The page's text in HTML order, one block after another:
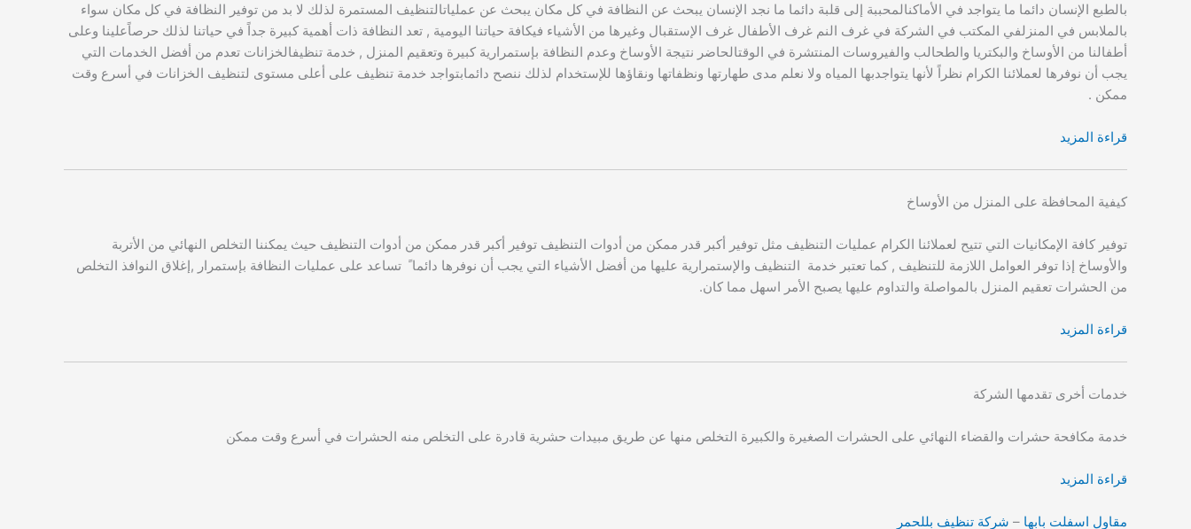
بالطبع الإنسان دائما ما يتواجد في الأماكنالمحببة إلى قلبة دائما ما نجد الإنسان يبحث عن النظافة في كل مكان يبحث عن عملياتالتنظيف المستمرة لذلك لا بد من توفير النظافة في كل مكان سواء
بالملابس في المنزلفي المكتب في الشركة في غرف النم غرف الأطفال غرف الإستقبال وغيرها من الأشياء فيكافة حياتنا اليومية , تعد النظافة ذات أهمية كبيرة جداً في حياتنا لذلك حرصاًعلينا وعلى
أطفالنا من الأوساخ والبكتريا والطحالب والفيروسات المنتشرة في الوقتالحاضر نتيجة الأوساخ وعدم النظافة بإستمرارية كبيرة وتعقيم المنزل , خدمة تنظيفالخزانات تعدم من أفضل الخدمات التي
يجب أن نوفرها لعملائنا الكرام نظراً لأنها يتواجدبها المياه ولا نعلم مدى طهارتها ونظفاتها ونقاؤها للإستخدام لذلك ننصح دائمابتواجد خدمة تنظيف على أعلى مستوى لتنظيف الخزانات في أسرع وقت
ممكن .
قراءة المزيد
كيفية المحافظة على المنزل من الأوساخ
توفير كافة الإمكانيات التي تتيح لعملائنا الكرام عمليات التنظيف مثل توفير أكبر قدر ممكن من أدوات التنظيف توفير أكبر قدر ممكن من أدوات التنظيف حيث يمكننا التخلص النهائي من الأتربة
والأوساخ إذا توفر العوامل اللازمة للتنظيف , كما تعتبر خدمة التنظيف والإستمرارية عليها من أفضل الأشياء التي يجب أن نوفرها دائما ً تساعد على عمليات النظافة بإستمرار ,إغلاق النوافذ التخلص
من الحشرات تعقيم المنزل بالمواصلة والتداوم عليها يصبح الأمر اسهل مما كان.
قراءة المزيد
خدمات أخرى تقدمها الشركة
خدمة مكافحة حشرات والقضاء النهائي على الحشرات الصغيرة والكبيرة التخلص منها عن طريق مبيدات حشرية قادرة على التخلص منه الحشرات في أسرع وقت ممكن
قراءة المزيد
مقاول اسفلت بابها – شركة تنظيف بللحمر